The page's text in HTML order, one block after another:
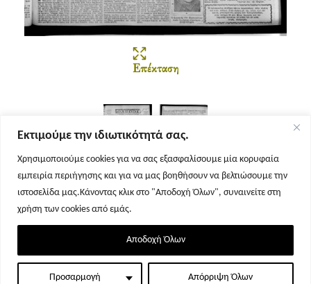
Εκτιμούμε την ιδιωτικότητά σας.
Χρησιμοποιούμε cookies για να σας εξασφαλίσουμε μία κορυφαία
εμπειρία περιήγησης και για να μας βοηθήσουν να βελτιώσουμε την
ιστοσελίδα μας.Κάνοντας κλικ στο "Αποδοχή Όλων", συναινείτε στη
χρήση των cookies από εμάς.
Προσαρμογή Απόρριψη Όλων
Αποδοχή Όλων
Επέκταση
Σελίδα 1 Σελίδα 2